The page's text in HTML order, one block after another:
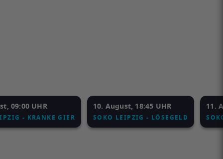
09:00 UHR
- KRANKE GIER
10. August, 18:45 UHR
SOKO LEIPZIG - LÖSEGELD
11.